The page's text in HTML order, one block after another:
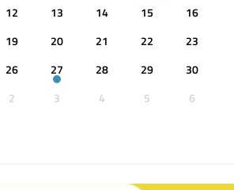
12 13 14 15
16
19 20 21 22
23
26 27 28 29
30
2 3 4 5 6